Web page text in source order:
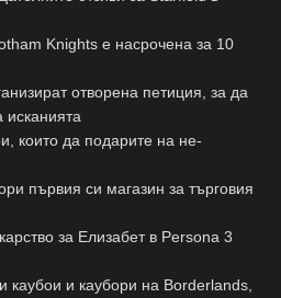
Knights е насрочена за 10
отворена петиция, за да
исканията
които да подарите на не-
първия си магазин за търговия
за Елизабет в Persona 3
каубои и каубори на Borderlands,